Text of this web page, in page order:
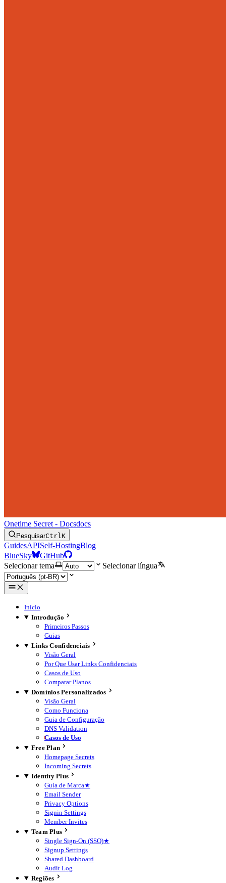
Onetime Secret - Docsdocs
PesquisarCtrlK
GuidesAPISelf-HostingBlog
BlueSky
GitHub
Selecionar tema
Selecionar língua
Início
Introdução
Primeiros Passos
Guias
Links Confidenciais
Visão Geral
Por Que Usar Links Confidenciais
Casos de Uso
Comparar Planos
Domínios Personalizados
Visão Geral
Como Funciona
Guia de Configuração
DNS Validation
Casos de Uso
Free Plan
Homepage Secrets
Incoming Secrets
Identity Plus
Guia de Marca★
Email Sender
Privacy Options
Signin Settings
Member Invites
Team Plus
Single Sign-On (SSO)★
Signup Settings
Shared Dashboard
Audit Log
Regiões